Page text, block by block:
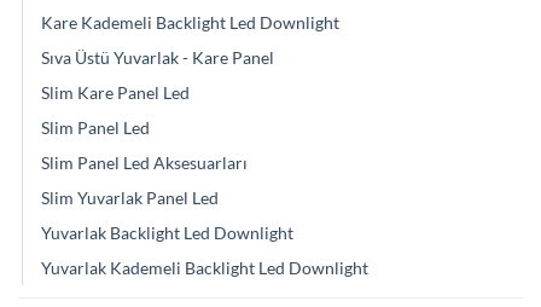
Kare Kademeli Backlight Led Downlight
Sıva Üstü Yuvarlak - Kare Panel
Slim Kare Panel Led
Slim Panel Led
Slim Panel Led Aksesuarları
Slim Yuvarlak Panel Led
Yuvarlak Backlight Led Downlight
Yuvarlak Kademeli Backlight Led Downlight